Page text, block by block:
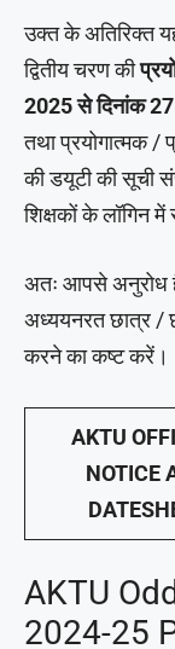
उक्त के अतिरिक्त
द्वितीय चरण की
2025 से दिनांक
तथा प्रयोगात्मक /
की डयूटी की सूची
शिक्षकों के लॉगिन
अतः आपसे अनुरोध
अध्ययनरत छात्र /
करने का कष्ट करें।
AKTU
NOTICE
AKTU
2024-25